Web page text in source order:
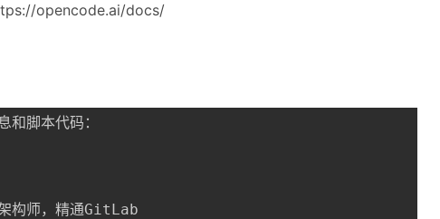
opencode.ai/docs/
和脚本代码：
构师，精通GitLab